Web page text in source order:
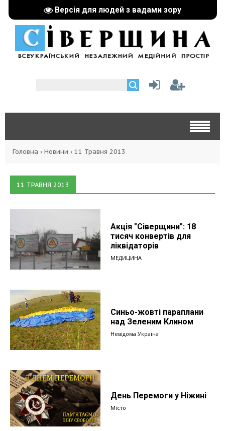
Версія для людей з вадами зору
Головна › Новини › 11 Травня 2013
11 ТРАВНЯ 2013
Акція "Сіверщини": 18
тисяч конвертів для
ліквідаторів
МЕДИЦИНА
Синьо-жовті параплани
над Зеленим Клином
Невідома Україна
День Перемоги у Ніжині
Місто